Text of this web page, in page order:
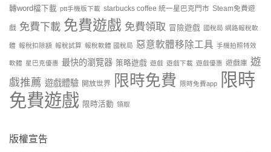
轉word檔下載 ptt手機版下載 starbucks coffee 統一星巴克門市 Steam免費遊
戲 免費下載 免費遊戲 免費領取 冒險遊戲 國稅局 網路報稅軟
體 報稅扣除額 報稅試算 報稅軟體 國稅局 惡意軟體移除工具 手機拍照特效
軟體 星巴克優惠 最快的瀏覽器 策略遊戲 遊戲 遊戲下載 遊戲優惠 遊戲庫 遊
戲推薦 遊戲體驗 開放世界 限時免費 限時免費app
限時
免費遊戲 限時活動 領取
版權宣告